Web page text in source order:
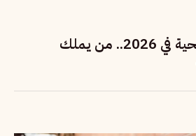
حماية البيانات الصحية في 2026.. من يملك